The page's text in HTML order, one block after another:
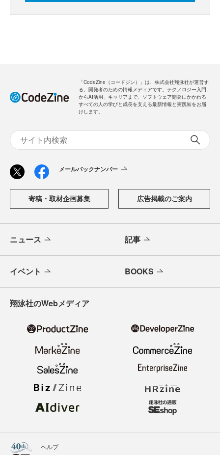
「CodeZine（コードジン）」は、株式会社翔泳社が運営す
る、開発者のための情報メディアです。テクノロジー入門
からAI活用、キャリアまで、ソフトウェア開発にかかわる
すべての人の学びと成長を支える最新情報と実践知をお届
けします。
メールバックナンバー
寄稿・取材企画募集 広告掲載のご案内
ニュース 記事
イベント BOOKS
翔泳社のWebメディア
ヘルプ